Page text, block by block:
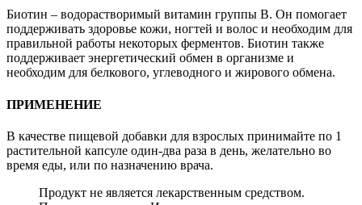
Биотин – водорастворимый витамин группы В. Он помогает
поддерживать здоровье кожи, ногтей и волос и необходим для
правильной работы некоторых ферментов. Биотин также
поддерживает энергетический обмен в организме и
необходим для белкового, углеводного и жирового обмена.
ПРИМЕНЕНИЕ
В качестве пищевой добавки для взрослых принимайте по 1
растительной капсуле один-два раза в день, желательно во
время еды, или по назначению врача.
Продукт не является лекарственным средством.